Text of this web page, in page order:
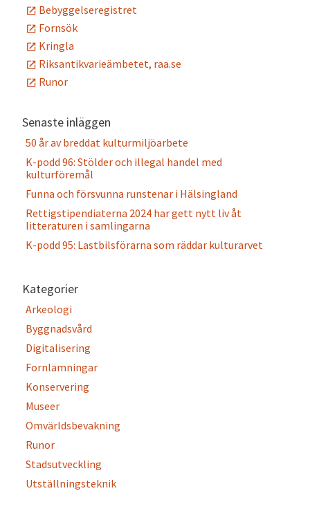
Bebyggelseregistret
Fornsök
Kringla
Riksantikvarieämbetet, raa.se
Runor
Senaste inläggen
50 år av breddat kulturmiljöarbete
K-podd 96: Stölder och illegal handel med
kulturföremål
Funna och försvunna runstenar i Hälsingland
Rettigstipendiaterna 2024 har gett nytt liv åt
litteraturen i samlingarna
K-podd 95: Lastbilsförarna som räddar kulturarvet
Kategorier
Arkeologi
Byggnadsvård
Digitalisering
Fornlämningar
Konservering
Museer
Omvärldsbevakning
Runor
Stadsutveckling
Utställningsteknik